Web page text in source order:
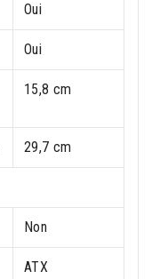
Oui
Oui
15,8 cm
29,7 cm
Non
ATX